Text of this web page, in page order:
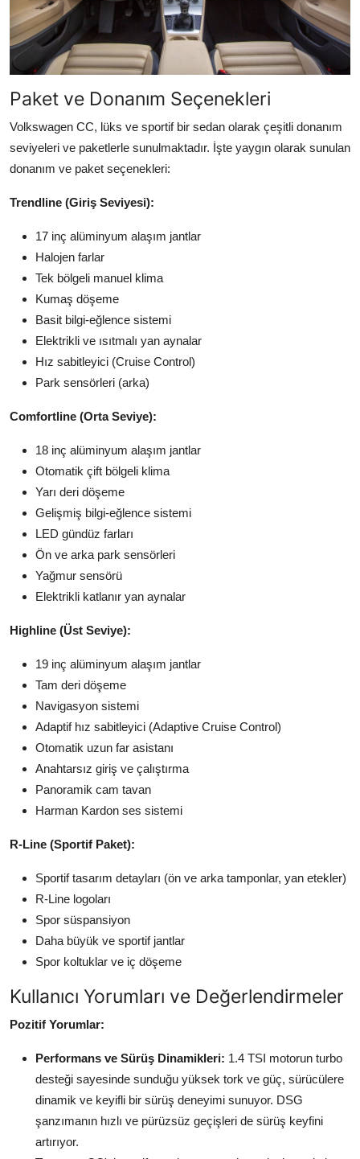
Paket ve Donanım Seçenekleri
Volkswagen CC, lüks ve sportif bir sedan olarak çeşitli donanım
seviyeleri ve paketlerle sunulmaktadır. İşte yaygın olarak sunulan
donanım ve paket seçenekleri:
Trendline (Giriş Seviyesi):
17 inç alüminyum alaşım jantlar
Halojen farlar
Tek bölgeli manuel klima
Kumaş döşeme
Basit bilgi-eğlence sistemi
Elektrikli ve ısıtmalı yan aynalar
Hız sabitleyici (Cruise Control)
Park sensörleri (arka)
Comfortline (Orta Seviye):
18 inç alüminyum alaşım jantlar
Otomatik çift bölgeli klima
Yarı deri döşeme
Gelişmiş bilgi-eğlence sistemi
LED gündüz farları
Ön ve arka park sensörleri
Yağmur sensörü
Elektrikli katlanır yan aynalar
Highline (Üst Seviye):
19 inç alüminyum alaşım jantlar
Tam deri döşeme
Navigasyon sistemi
Adaptif hız sabitleyici (Adaptive Cruise Control)
Otomatik uzun far asistanı
Anahtarsız giriş ve çalıştırma
Panoramik cam tavan
Harman Kardon ses sistemi
R-Line (Sportif Paket):
Sportif tasarım detayları (ön ve arka tamponlar, yan etekler)
R-Line logoları
Spor süspansiyon
Daha büyük ve sportif jantlar
Spor koltuklar ve iç döşeme
Kullanıcı Yorumları ve Değerlendirmeler
Pozitif Yorumlar:
Performans ve Sürüş Dinamikleri: 1.4 TSI motorun turbo
desteği sayesinde sunduğu yüksek tork ve güç, sürücülere
dinamik ve keyifli bir sürüş deneyimi sunuyor. DSG
şanzımanın hızlı ve pürüzsüz geçişleri de sürüş keyfini
artırıyor.